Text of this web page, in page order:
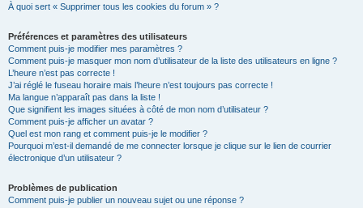
À quoi sert « Supprimer tous les cookies du forum » ?
Préférences et paramètres des utilisateurs
Comment puis-je modifier mes paramètres ?
Comment puis-je masquer mon nom d’utilisateur de la liste des utilisateurs en ligne ?
L’heure n’est pas correcte !
J’ai réglé le fuseau horaire mais l’heure n’est toujours pas correcte !
Ma langue n’apparaît pas dans la liste !
Que signifient les images situées à côté de mon nom d’utilisateur ?
Comment puis-je afficher un avatar ?
Quel est mon rang et comment puis-je le modifier ?
Pourquoi m’est-il demandé de me connecter lorsque je clique sur le lien de courrier
électronique d’un utilisateur ?
Problèmes de publication
Comment puis-je publier un nouveau sujet ou une réponse ?